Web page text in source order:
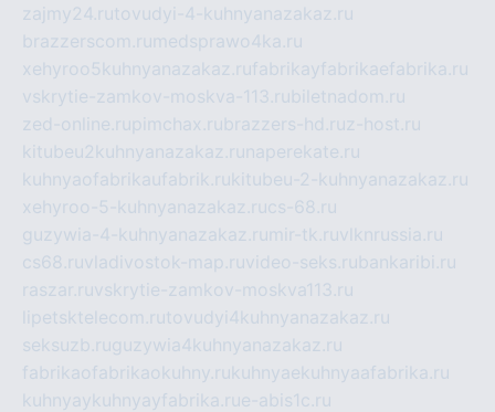
zajmy24.rutovudyi-4-kuhnyanazakaz.ru
brazzerscom.ru medsprawo4ka.ru
xehyroo5kuhnyanazakaz.rufabrikayfabrikaefabrika.ru
vskrytie-zamkov-moskva-113.rubiletnadom.ru
zed-online.rupimchax.rubrazzers-hd.ruz-host.ru
kitubeu2kuhnyanazakaz.ru naperekate.ru
kuhnyaofabrikaufabrik.rukitubeu-2-kuhnyanazakaz.ru
xehyroo-5-kuhnyanazakaz.rucs-68.ru
guzywia-4-kuhnyanazakaz.ru mir-tk.ruvlknrussia.ru
cs68.ruvladivostok-map.ruvideo-seks.rubankaribi.ru
raszar.ruvskrytie-zamkov-moskva113.ru
lipetsktelecom.rutovudyi4kuhnyanazakaz.ru
seksuzb.ruguzywia4kuhnyanazakaz.ru
fabrikaofabrikaokuhny.rukuhnyaekuhnyaafabrika.ru
kuhnyaykuhnyayfabrika.rue-abis1c.ru